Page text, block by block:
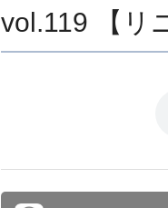
vol.119 【リ